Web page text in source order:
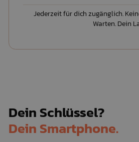
Jederzeit für dich zugänglich.
Warten. Dein
Dein Schlüssel?
Dein Smartphone.